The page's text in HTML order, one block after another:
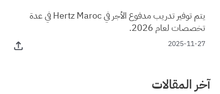
يتم توفير تدريب مدفوع الأجر في Hertz Maroc في عدة
تخصصات لعام 2026.
2025-11-27
آخر المقالات